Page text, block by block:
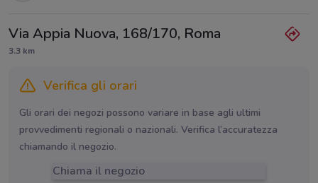
Via Appia Nuova, 168/170, Roma
3.3 km
Verifica gli orari
Gli orari dei negozi possono variare in base agli ultimi
provvedimenti regionali o nazionali. Verifica l’accuratezza
chiamando il negozio.
Chiama il negozio